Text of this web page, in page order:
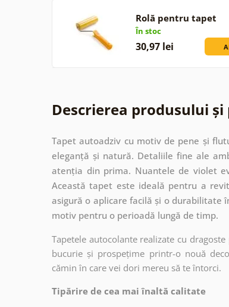
Rolă pentru tapet
În stoc
30,97 lei
Descrierea produsului
Tapet autoadziv cu motiv de pene și
eleganță și natură. Detaliile fine ale
atenția din prima. Nuantele de violet
Această tapet este ideală pentru a
asigură o aplicare facilă și o durabilitate
motiv pentru o perioadă lungă de timp.
Tapetele autocolante realizate cu
bucurie și prospețime printr-o nouă
cămin în care vei dori mereu să te întorci.
Tipărire de cea mai înaltă calitate